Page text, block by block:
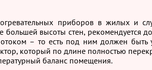
приборов в жилых и
большей высоты стен,
– то есть под ним должен быть
который по длине полностью
баланс помещения.